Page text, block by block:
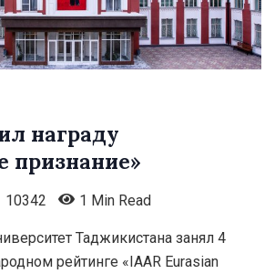
награду
признание»
10342 1 Min Read
Таджикистана занял 4
рейтинге «IAAR Eurasian